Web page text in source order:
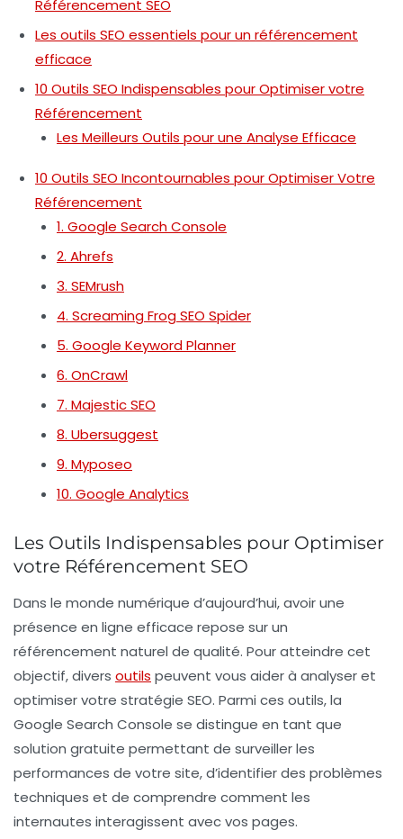
Référencement SEO
Les outils SEO essentiels pour un référencement
efficace
10 Outils SEO Indispensables pour Optimiser votre
Référencement
Les Meilleurs Outils pour une Analyse Efficace
10 Outils SEO Incontournables pour Optimiser Votre
Référencement
1. Google Search Console
2. Ahrefs
3. SEMrush
4. Screaming Frog SEO Spider
5. Google Keyword Planner
6. OnCrawl
7. Majestic SEO
8. Ubersuggest
9. Myposeo
10. Google Analytics
Les Outils Indispensables pour Optimiser
votre Référencement SEO
Dans le monde numérique d’aujourd’hui, avoir une
présence en ligne efficace repose sur un
référencement naturel de qualité. Pour atteindre cet
objectif, divers outils peuvent vous aider à analyser et
optimiser votre stratégie SEO. Parmi ces outils, la
Google Search Console se distingue en tant que
solution gratuite permettant de surveiller les
performances de votre site, d’identifier des problèmes
techniques et de comprendre comment les
internautes interagissent avec vos pages.